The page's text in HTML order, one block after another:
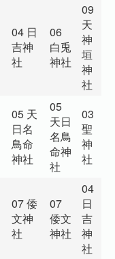
04 日
吉神
社
06
白兎
神社
09
天
神
垣
神
社
05 天
日名
鳥命
神社
05
天日
名鳥
命神
社
03
聖
神
社
07 倭
文神
社
07
倭文
神社
04
日
吉
神
社